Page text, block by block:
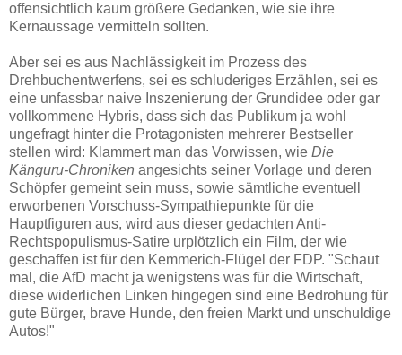
offensichtlich kaum größere Gedanken, wie sie ihre
Kernaussage vermitteln sollten.
Aber sei es aus Nachlässigkeit im Prozess des
Drehbuchentwerfens, sei es schluderiges Erzählen, sei es
eine unfassbar naive Inszenierung der Grundidee oder gar
vollkommene Hybris, dass sich das Publikum ja wohl
ungefragt hinter die Protagonisten mehrerer Bestseller
stellen wird: Klammert man das Vorwissen, wie Die
Känguru-Chroniken angesichts seiner Vorlage und deren
Schöpfer gemeint sein muss, sowie sämtliche eventuell
erworbenen Vorschuss-Sympathiepunkte für die
Hauptfiguren aus, wird aus dieser gedachten Anti-
Rechtspopulismus-Satire urplötzlich ein Film, der wie
geschaffen ist für den Kemmerich-Flügel der FDP. "Schaut
mal, die AfD macht ja wenigstens was für die Wirtschaft,
diese widerlichen Linken hingegen sind eine Bedrohung für
gute Bürger, brave Hunde, den freien Markt und unschuldige
Autos!"